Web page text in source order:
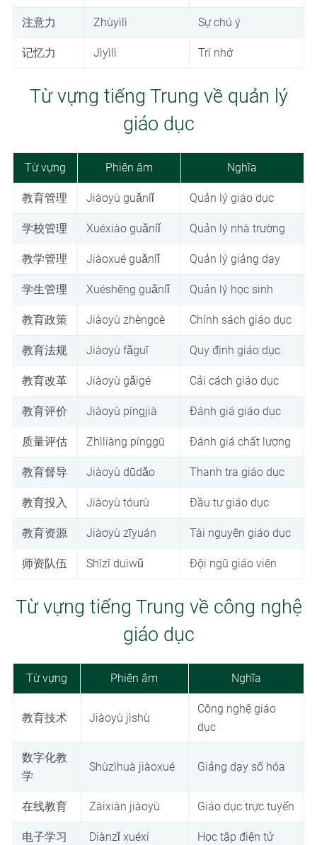
注意力 Zhùyìlì Sự chú ý
记忆力 Jìyìlì Trí nhớ
Từ vựng tiếng Trung về quản lý
giáo dục
Từ vựng Phiên âm Nghĩa
教育管理 Jiàoyù guǎnlǐ Quản lý giáo dục
学校管理 Xuéxiào guǎnlǐ Quản lý nhà trường
教学管理 Jiàoxué guǎnlǐ Quản lý giảng dạy
学生管理 Xuéshēng guǎnlǐ Quản lý học sinh
教育政策 Jiàoyù zhèngcè Chính sách giáo dục
教育法规 Jiàoyù fǎguī Quy định giáo dục
教育改革 Jiàoyù gǎigé Cải cách giáo dục
教育评价 Jiàoyù píngjià Đánh giá giáo dục
质量评估 Zhìliàng pínggū Đánh giá chất lượng
教育督导 Jiàoyù dūdǎo Thanh tra giáo dục
教育投入 Jiàoyù tóurù Đầu tư giáo dục
教育资源 Jiàoyù zīyuán Tài nguyên giáo dục
师资队伍 Shīzī duìwǔ Đội ngũ giáo viên
Từ vựng tiếng Trung về công nghệ
giáo dục
Từ vựng Phiên âm Nghĩa
教育技术 Jiàoyù jìshù
Công nghệ giáo
dục
数字化教
学
Shùzìhuà jiàoxué Giảng dạy số hóa
在线教育 Zàixiàn jiàoyù Giáo dục trực tuyến
电子学习 Diànzǐ xuéxí Học tập điện tử